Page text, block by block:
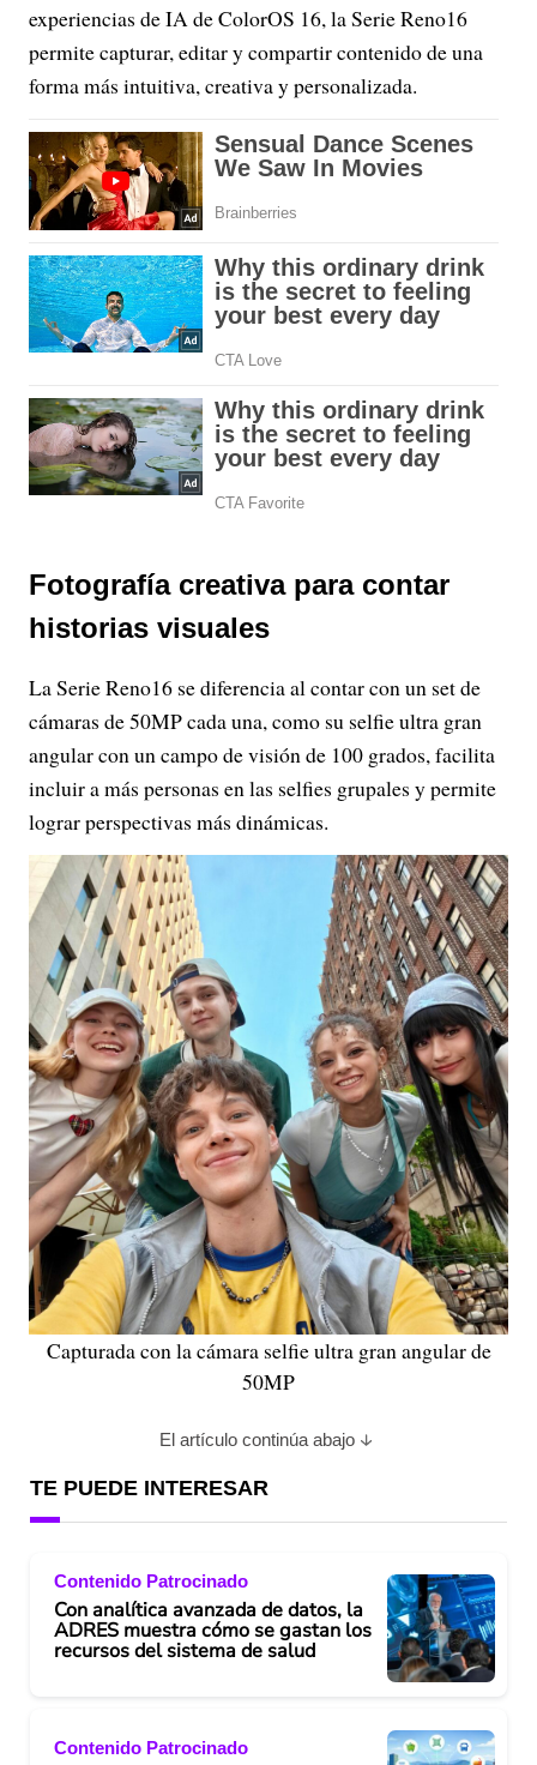
experiencias de IA de ColorOS 16, la Serie Reno16
permite capturar, editar y compartir contenido de una
forma más intuitiva, creativa y personalizada.
Fotografía creativa para contar
historias visuales
La Serie Reno16 se diferencia al contar con un set de
cámaras de 50MP cada una, como su selfie ultra gran
angular con un campo de visión de 100 grados, facilita
incluir a más personas en las selfies grupales y permite
lograr perspectivas más dinámicas.
Capturada con la cámara selfie ultra gran angular de
50MP
El artículo continúa abajo
TE PUEDE INTERESAR
Contenido Patrocinado
Con analítica avanzada de datos, la
ADRES muestra cómo se gastan los
recursos del sistema de salud
Contenido Patrocinado